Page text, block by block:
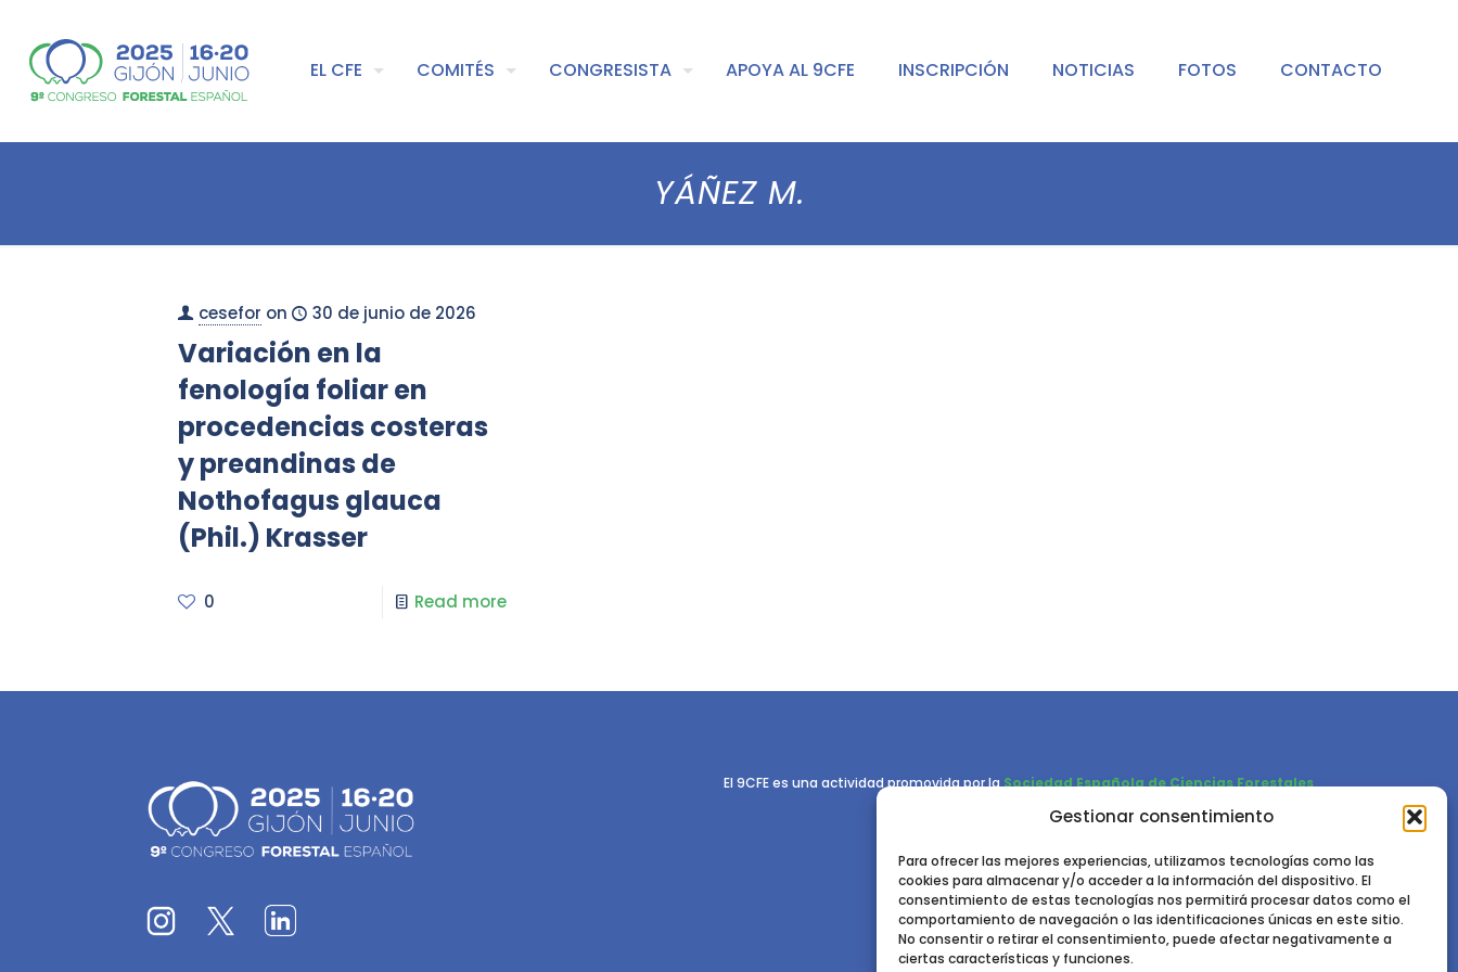
Gestionar consentimiento
Para ofrecer las mejores experiencias, utilizamos tecnologías como las
cookies para almacenar y/o acceder a la información del dispositivo. El
consentimiento de estas tecnologías nos permitirá procesar datos como el
comportamiento de navegación o las identificaciones únicas en este sitio.
No consentir o retirar el consentimiento, puede afectar negativamente a
ciertas características y funciones.
EL CFE COMITÉS CONGRESISTA APOYA AL 9CFE INSCRIPCIÓN NOTICIAS FOTOS CONTACTO
YÁÑEZ M.
cesefor on 30 de junio de 2026
Variación en la
fenología foliar en
procedencias costeras
y preandinas de
Nothofagus glauca
(Phil.) Krasser
0 Read more
El 9CFE es una actividad promovida por laSociedad Española de Ciencias Forestales
Instituto de Ciencias Forestales, INIA-CSIC